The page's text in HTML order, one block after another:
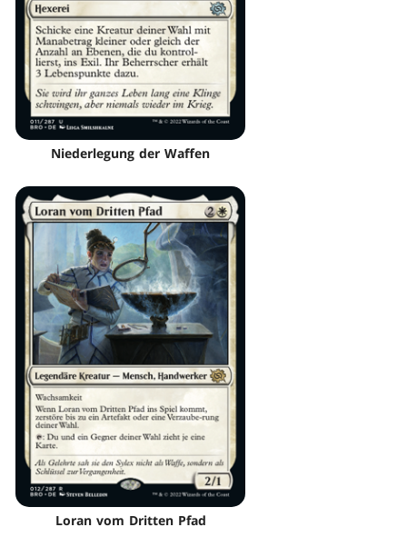
Niederlegung der Waffen
Loran vom Dritten Pfad